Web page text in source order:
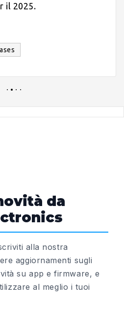
il 2025.
da
alla nostra
aggiornamenti sugli
su app e firmware, e
al meglio i tuoi